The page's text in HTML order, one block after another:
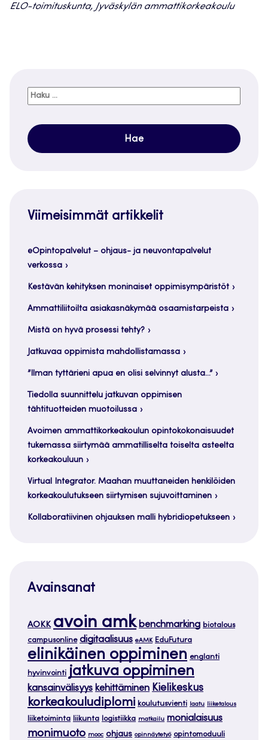
ELO-toimituskunta, Jyväskylän ammattikorkeakoulu
Haku:
Viimeisimmät artikkelit
eOpintopalvelut – ohjaus- ja neuvontapalvelut
verkossa
Kestävän kehityksen moninaiset oppimisympäristöt
Ammattiliitoilta asiakasnäkymää osaamistarpeista
Mistä on hyvä prosessi tehty?
Jatkuvaa oppimista mahdollistamassa
”Ilman tyttärieni apua en olisi selvinnyt alusta…”
Tiedolla suunnittelu jatkuvan oppimisen
tähtituotteiden muotoilussa
Avoimen ammattikorkeakoulun opintokokonaisuudet
tukemassa siirtymää ammatilliselta toiselta asteelta
korkeakouluun
Virtual Integrator. Maahan muuttaneiden henkilöiden
korkeakoulutukseen siirtymisen sujuvoittaminen
Kollaboratiivinen ohjauksen malli hybridiopetukseen
Avainsanat
AOKK avoin amk benchmarking biotalous
campusonline digitaalisuus eAMK EduFutura
elinikäinen oppiminen englanti
hyvinvointi jatkuva oppiminen
kansainvälisyys kehittäminen Kielikeskus
korkeakouludiplomi koulutusvienti laatu liiketalous
liiketoiminta liikunta logistiikka matkailu monialaisuus
monimuoto mooc ohjaus opinnäytetyö opintomoduuli